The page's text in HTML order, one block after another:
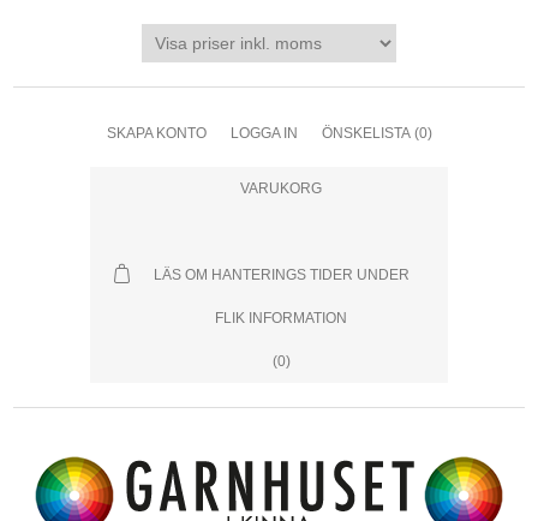
SKAPA KONTO LOGGA IN ÖNSKELISTA (0)
VARUKORG
LÄS OM HANTERINGS TIDER UNDER
FLIK INFORMATION
(0)